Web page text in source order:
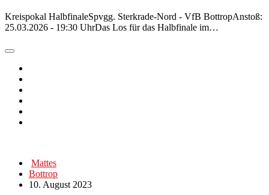
Kreispokal HalbfinaleSpvgg. Sterkrade-Nord - VfB BottropAnstoß:
25.03.2026 - 19:30 UhrDas Los für das Halbfinale im…
Mattes
Bottrop
10. August 2023